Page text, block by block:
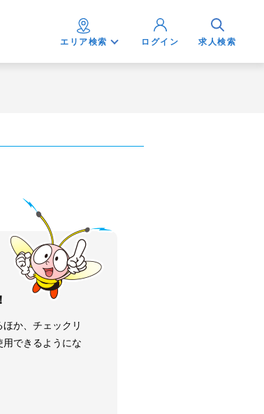
エリア検索 ログイン 求人検索
か、チェックリ
できるようにな